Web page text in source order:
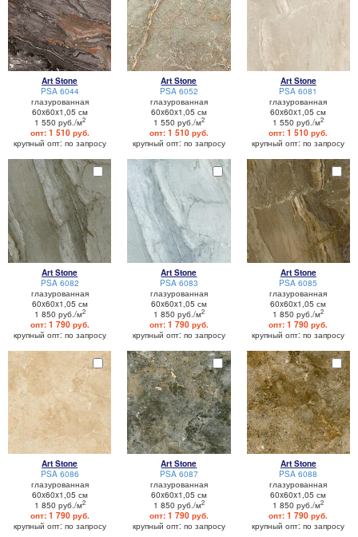
Art Stone
PSA 6044
глазурованная
60x60x1,05 см
1 550 руб./м2
опт: 1 510 руб.
крупный опт: по запросу
Art Stone
PSA 6052
глазурованная
60x60x1,05 см
1 550 руб./м2
опт: 1 510 руб.
крупный опт: по запросу
Art Stone
PSA 6081
глазурованная
60x60x1,05 см
1 550 руб./м2
опт: 1 510 руб.
крупный опт: по запросу
Art Stone
PSA 6082
глазурованная
60x60x1,05 см
1 850 руб./м2
опт: 1 790 руб.
крупный опт: по запросу
Art Stone
PSA 6083
глазурованная
60x60x1,05 см
1 850 руб./м2
опт: 1 790 руб.
крупный опт: по запросу
Art Stone
PSA 6085
глазурованная
60x60x1,05 см
1 850 руб./м2
опт: 1 790 руб.
крупный опт: по запросу
Art Stone
PSA 6086
глазурованная
60x60x1,05 см
1 850 руб./м2
опт: 1 790 руб.
крупный опт: по запросу
Art Stone
PSA 6087
глазурованная
60x60x1,05 см
1 850 руб./м2
опт: 1 790 руб.
крупный опт: по запросу
Art Stone
PSA 6088
глазурованная
60x60x1,05 см
1 850 руб./м2
опт: 1 790 руб.
крупный опт: по запросу